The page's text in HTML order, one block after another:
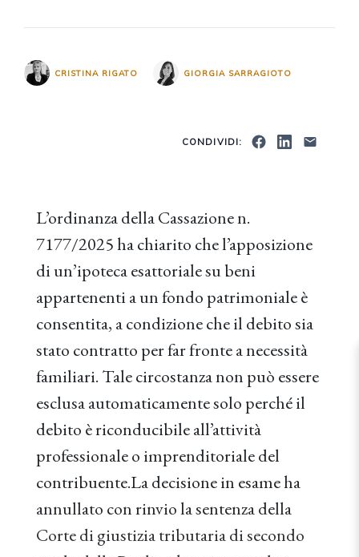
CRISTINA RIGATO GIORGIA SARRAGIOTO
CONDIVIDI:
L’ordinanza della Cassazione n.
7177/2025 ha chiarito che l’apposizione
di un’ipoteca esattoriale su beni
appartenenti a un fondo patrimoniale è
consentita, a condizione che il debito sia
stato contratto per far fronte a necessità
familiari. Tale circostanza non può essere
esclusa automaticamente solo perché il
debito è riconducibile all’attività
professionale o imprenditoriale del
contribuente.La decisione in esame ha
annullato con rinvio la sentenza della
Corte di giustizia tributaria di secondo